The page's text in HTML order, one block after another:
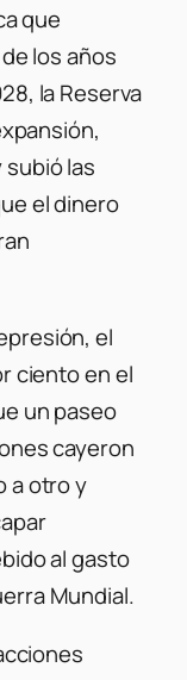
que
los años
la Reserva
las
el dinero
el
ciento en el
un paseo
cayeron
a otro y
al gasto
Mundial.